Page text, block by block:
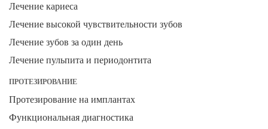
Лечение кариеса
Лечение высокой чувствительности зубов
Лечение зубов за один день
Лечение пульпита и периодонтита
ПРОТЕЗИРОВАНИЕ
Протезирование на имплантах
Функциональная диагностика